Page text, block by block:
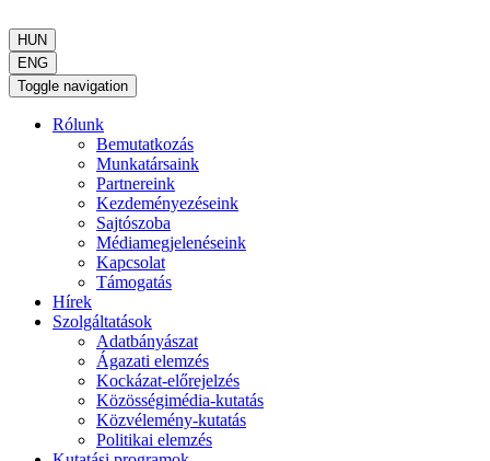
HUN
ENG
Toggle navigation
Rólunk
Bemutatkozás
Munkatársaink
Partnereink
Kezdeményezéseink
Sajtószoba
Médiamegjelenéseink
Kapcsolat
Támogatás
Hírek
Szolgáltatások
Adatbányászat
Ágazati elemzés
Kockázat-előrejelzés
Közösségimédia-kutatás
Közvélemény-kutatás
Politikai elemzés